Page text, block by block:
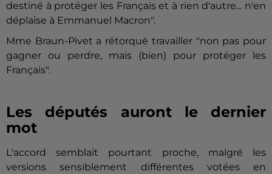
destiné à protéger les Français et à rien d'autre... n'en
déplaise à Emmanuel Macron".
Mme Braun-Pivet a rétorqué travailler "non pas pour
gagner ou perdre, mais (bien) pour protéger les
Français".
Les députés auront le dernier
mot
L'accord semblait pourtant proche, malgré les
versions sensiblement différentes votées en